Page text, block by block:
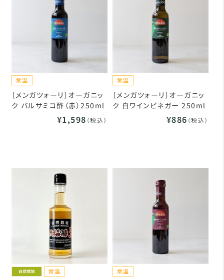
［メンガツォーリ］オーガニッ
ク バルサミコ酢（赤）250ml
¥1,598 （税込）
［メンガツォーリ］オーガニッ
ク 白ワインビネガー 250ml
¥886 （税込）